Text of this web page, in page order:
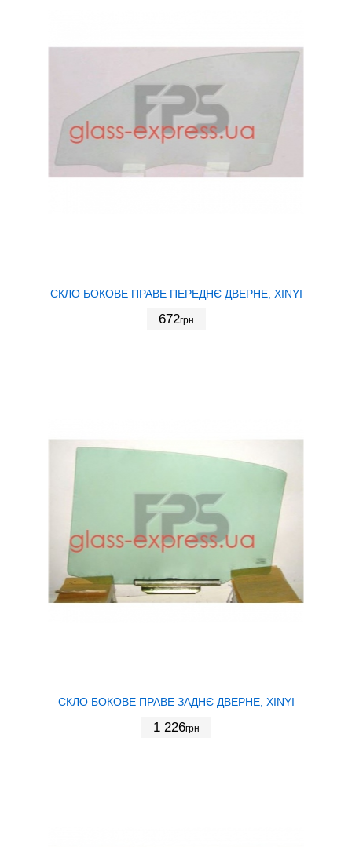
СКЛО БОКОВЕ ПРАВЕ ПЕРЕДНЄ ДВЕРНЕ, XINYI
672грн
СКЛО БОКОВЕ ПРАВЕ ЗАДНЄ ДВЕРНЕ, XINYI
1 226грн